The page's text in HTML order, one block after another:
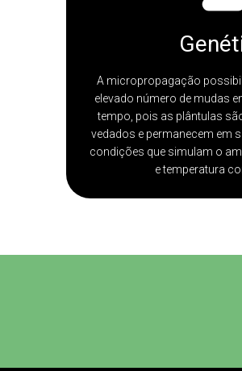
A micropropagação
elevado número de mudas
tempo, pois as plântulas
vedados e permanecem em
condições que simulam o
e temperatura